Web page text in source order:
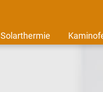
Solarthermie